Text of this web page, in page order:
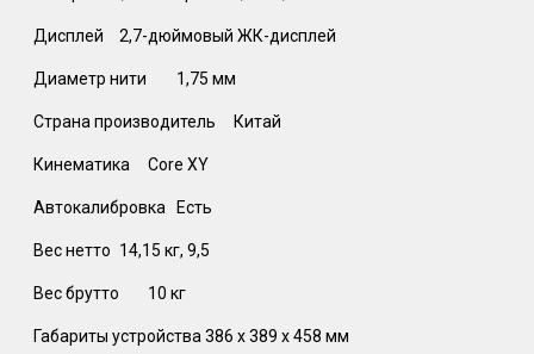
Дисплей 2,7-дюймовый ЖК-дисплей
Диаметр нити 1,75 мм
Страна производитель Китай
Кинематика Core XY
Автокалибровка Есть
Вес нетто 14,15 кг, 9,5
Вес брутто 10 кг
Габариты устройства 386 х 389 х 458 мм